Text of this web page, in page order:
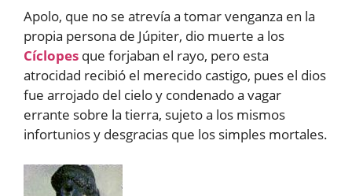
Apolo, que no se atrevía a tomar venganza en la
propia persona de Júpiter, dio muerte a los
Cíclopes que forjaban el rayo, pero esta
atrocidad recibió el merecido castigo, pues el dios
fue arrojado del cielo y condenado a vagar
errante sobre la tierra, sujeto a los mismos
infortunios y desgracias que los simples mortales.